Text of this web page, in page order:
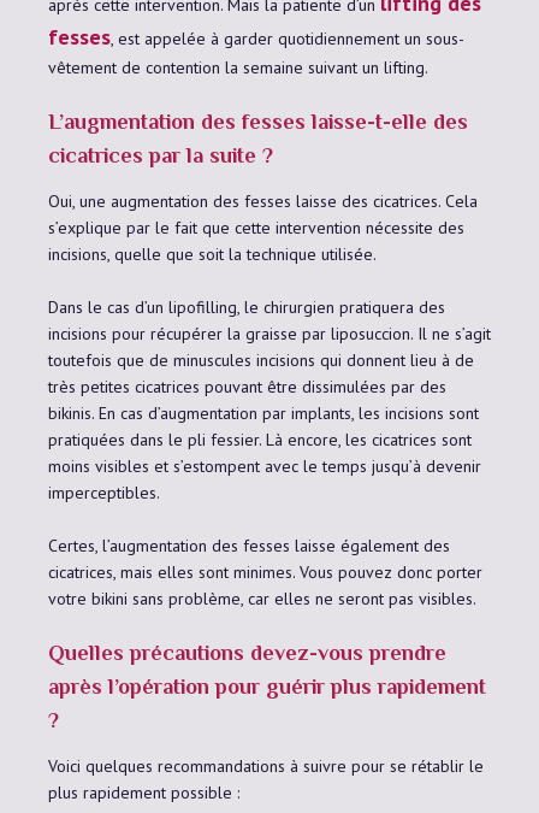
après cette intervention. Mais la patiente d’un
fesses, est appelée à garder quotidiennement un sous-
vêtement de contention la semaine suivant un lifting.
L’augmentation des fesses laisse-t-elle des
cicatrices par la suite ?
Oui, une augmentation des fesses laisse des cicatrices. Cela
s’explique par le fait que cette intervention nécessite des
incisions, quelle que soit la technique utilisée.
Dans le cas d’un lipofilling, le chirurgien pratiquera des
incisions pour récupérer la graisse par liposuccion. Il ne s’agit
toutefois que de minuscules incisions qui donnent lieu à de
très petites cicatrices pouvant être dissimulées par des
bikinis. En cas d’augmentation par implants, les incisions sont
pratiquées dans le pli fessier. Là encore, les cicatrices sont
moins visibles et s’estompent avec le temps jusqu’à devenir
imperceptibles.
Certes, l’augmentation des fesses laisse également des
cicatrices, mais elles sont minimes. Vous pouvez donc porter
votre bikini sans problème, car elles ne seront pas visibles.
Quelles précautions devez-vous prendre
après l’opération pour guérir plus rapidement
?
Voici quelques recommandations à suivre pour se rétablir le
plus rapidement possible :